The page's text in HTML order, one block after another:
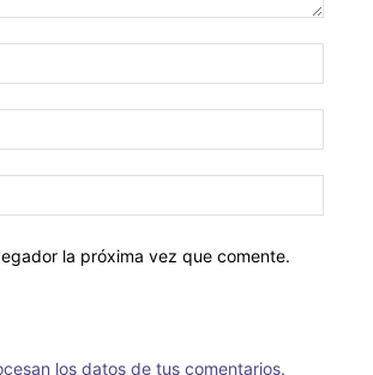
la próxima vez que comente.
los datos de tus comentarios.